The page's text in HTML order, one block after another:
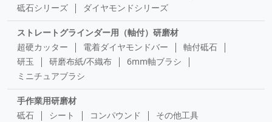
砥石シリーズ
ダイヤモンドシリーズ
ストレートグラインダー用（軸付）研磨材
超硬カッター
電着ダイヤモンドバー
軸付砥石
研玉
研磨布紙/不織布
6mm軸ブラシ
ミニチュアブラシ
手作業用研磨材
砥石
シート コンパウンド その他工具